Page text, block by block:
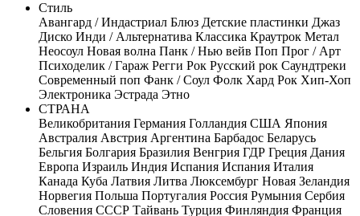
Стиль
Авангард / Индастриал Блюз Детские пластинки Джаз
Диско Инди / Альтернатива Классика Краутрок Метал
Неосоул Новая волна Панк / Нью вейв Поп Прог / Арт
Психоделик / Гараж Регги Рок Русский рок Саундтреки
Современный поп Фанк / Соул Фолк Хард Рок Хип-Хоп
Электроника Эстрада Этно
СТРАНА
Великобритания Германия Голландия США Япония
Австралия Австрия Аргентина Барбадос Беларусь
Бельгия Болгария Бразилия Венгрия ГДР Греция Дания
Европа Израиль Индия Испания Испания Италия
Канада Куба Латвия Литва Люксембург Новая Зеландия
Норвегия Польша Португалия Россия Румыния Сербия
Словения СССР Тайвань Турция Финляндия Франция